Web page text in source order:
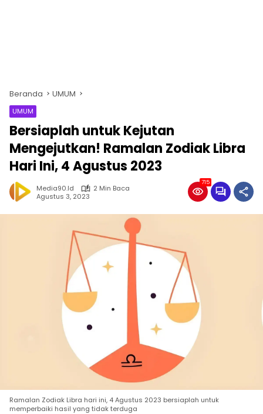
Beranda UMUM
UMUM
Bersiaplah untuk Kejutan
Mengejutkan! Ramalan Zodiak Libra
Hari Ini, 4 Agustus 2023
Media90.id
2 Min Baca
Agustus 3, 2023
715
Ramalan Zodiak Libra hari ini, 4 Agustus 2023 bersiaplah untuk
memperbaiki hasil yang tidak terduga